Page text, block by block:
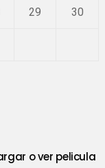
29 30
o ver pelicula